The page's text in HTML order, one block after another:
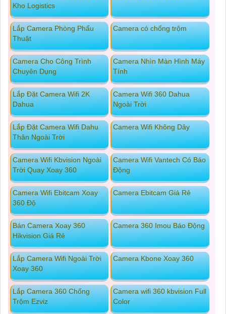
Kho Logistics
Lắp Camera Phòng Phẩu
Thuật
Camera có chống trộm
Camera Cho Công Trình
Chuyên Dụng
Camera Nhìn Màn Hình Máy
Tính
Lắp Đặt Camera Wifi 2K
Dahua
Camera Wifi 360 Dahua
Ngoài Trời
Lắp Đặt Camera Wifi Dahu
Thân Ngoài Trời
Camera Wifi Không Dây
Camera Wifi Kbvision Ngoài
Trời Quay Xoay 360
Camera Wifi Vantech Có Báo
Động
Camera Wifi Ebitcam Xoay
360 Độ
Camera Ebitcam Giá Rẻ
Bán Camera Xoay 360
Hikvision Giá Rẻ
Camera 360 Imou Báo Động
Lắp Camera Wifi Ngoài Trời
Xoay 360
Camera Kbone Xoay 360
Lắp Camera 360 Chống
Trộm Ezviz
Camera wifi 360 kbvision Full
Color